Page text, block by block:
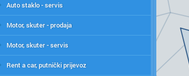
Auto staklo - servis
Motor, skuter - prodaja
Motor, skuter - servis
Rent a car, putnički prijevoz